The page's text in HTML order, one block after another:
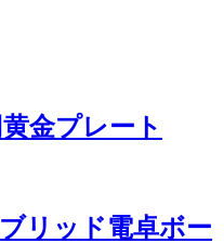
金プレート
リッド電卓ボー